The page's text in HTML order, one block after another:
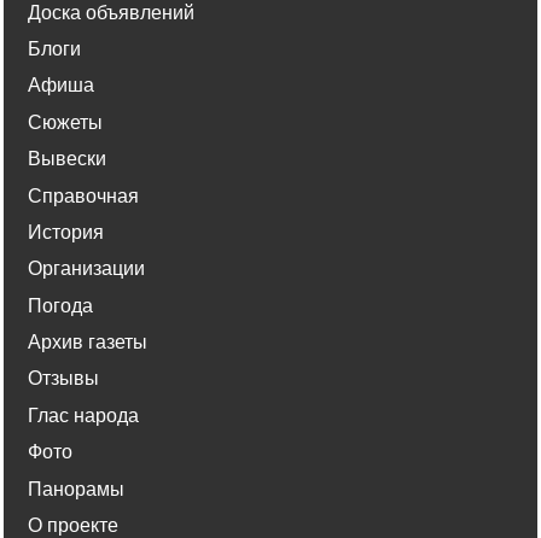
Доска объявлений
Блоги
Афиша
Сюжеты
Вывески
Справочная
История
Организации
Погода
Архив газеты
Отзывы
Глас народа
Фото
Панорамы
О проекте